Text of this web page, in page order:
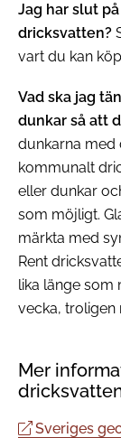
Jag har slut
dricksvatten?
vart du kan
Vad ska jag
dunkar så att
dunkarna med
kommunalt
eller dunkar
som möjligt.
märkta med
Rent
lika länge som
vecka, troligen
Mer
Sveriges